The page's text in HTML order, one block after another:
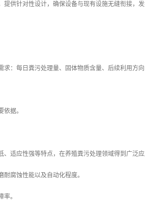
供针对性设计，确保设备与现有设施无缝衔接，
：每日粪污处理量、固体物质含量、后续利用方
据。
适应性强等特点，在养殖粪污处理领域得到广泛
腐蚀性能以及自动化程度。
。